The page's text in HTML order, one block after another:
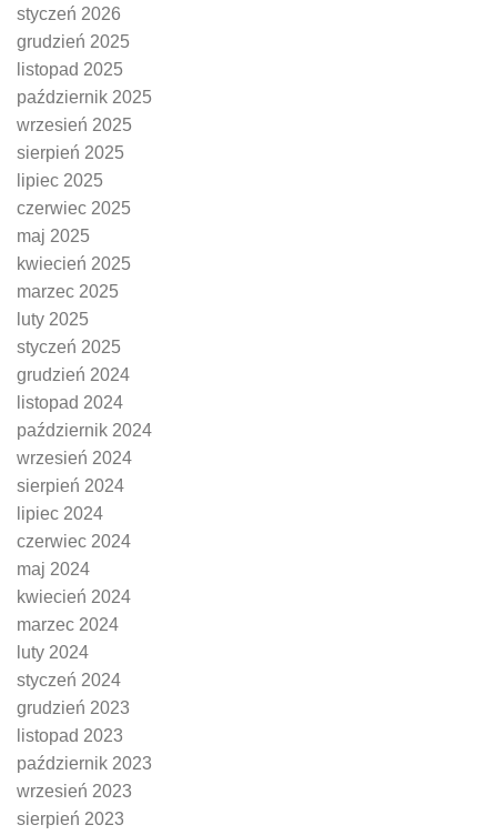
styczeń 2026
grudzień 2025
listopad 2025
październik 2025
wrzesień 2025
sierpień 2025
lipiec 2025
czerwiec 2025
maj 2025
kwiecień 2025
marzec 2025
luty 2025
styczeń 2025
grudzień 2024
listopad 2024
październik 2024
wrzesień 2024
sierpień 2024
lipiec 2024
czerwiec 2024
maj 2024
kwiecień 2024
marzec 2024
luty 2024
styczeń 2024
grudzień 2023
listopad 2023
październik 2023
wrzesień 2023
sierpień 2023